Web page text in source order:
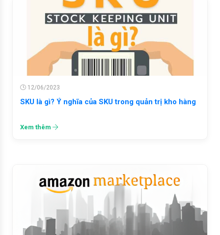
12/06/2023
SKU là gì? Ý nghĩa của SKU trong quản trị kho hàng
Xem thêm